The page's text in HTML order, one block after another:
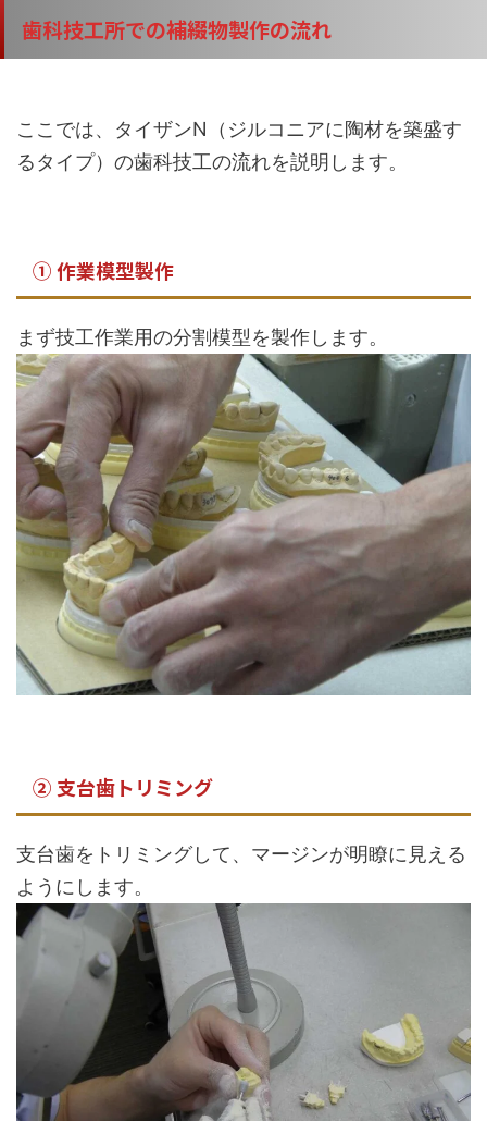
歯科技工所での補綴物製作の流れ
ここでは、タイザンN（ジルコニアに陶材を築盛す
るタイプ）の歯科技工の流れを説明します。
① 作業模型製作
まず技工作業用の分割模型を製作します。
② 支台歯トリミング
支台歯をトリミングして、マージンが明瞭に見える
ようにします。